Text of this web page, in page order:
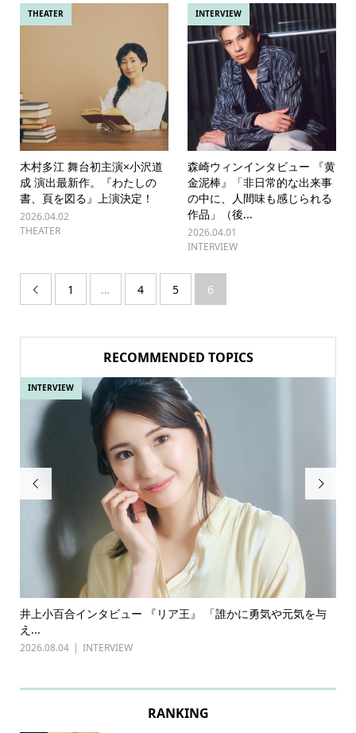
THEATER
木村多江 舞台初主演×小沢道
成 演出最新作。『わたしの
書、頁を図る』上演決定！
2026.04.02
THEATER
INTERVIEW
森崎ウィンインタビュー 『黄
金泥棒』「非日常的な出来事
の中に、人間味も感じられる
作品」（後...
2026.04.01
INTERVIEW
 1 … 4 5 6
RECOMMENDED TOPICS

井上小百合インタビュー 『リア王』 「誰かに勇気や元気を与
え...
2026.08.04 INTERVIEW
INTERVIEW

RANKING